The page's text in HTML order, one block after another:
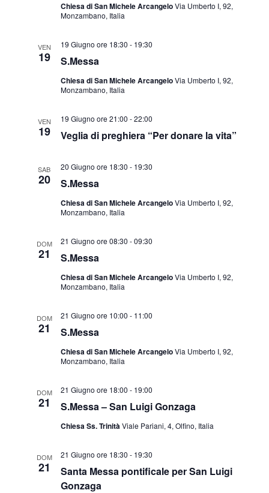
Chiesa di San Michele ArcangeloVia Umberto I, 92,
Monzambano, Italia
VEN
19 S.Messa
19 Giugno ore 18:30 - 19:30
Chiesa di San Michele ArcangeloVia Umberto I, 92,
Monzambano, Italia
VEN
19 Veglia di preghiera “Per donare la vita”
19 Giugno ore 21:00 -22:00
SAB
20 S.Messa
20 Giugno ore 18:30 - 19:30
Chiesa di San Michele ArcangeloVia Umberto I, 92,
Monzambano, Italia
DOM
21 S.Messa
21 Giugno ore 08:30 -09:30
Chiesa di San Michele ArcangeloVia Umberto I, 92,
Monzambano, Italia
DOM
21 S.Messa
21 Giugno ore 10:00 - 11:00
Chiesa di San Michele ArcangeloVia Umberto I, 92,
Monzambano, Italia
DOM
21 S.Messa – San Luigi Gonzaga
21 Giugno ore 18:00 - 19:00
Chiesa Ss. TrinitàViale Pariani, 4, Olfino, Italia
DOM
21
Santa Messa pontificale per San Luigi
Gonzaga
21 Giugno ore 18:30 - 19:30